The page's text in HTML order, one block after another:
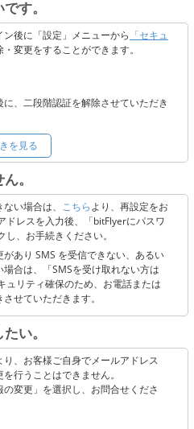
す。
後に「設定」メニューから 「セキュ
変更をすることができます。
、二段階認証を解除させていただき
キュリティの観点から認証コードを
きない場合には、受信設定またはキ
すので、以下 3点のご確認をお願い
」のドメイン指定解除
していないか
れていないか
を見る
。
い場合は、 こちらより、再設定をお
ドレスを入力後、「bitFlyerにパスワ
、お手続きください。
あり SMS を受信できない、あるい
合は、「SMSを受け取れない方は
ュリティ確保のため、お電話または
せていただきます。
い。
、お客様ご自身でメールアドレス
行うことはできません。
の変更」を選択し、お問合せくださ